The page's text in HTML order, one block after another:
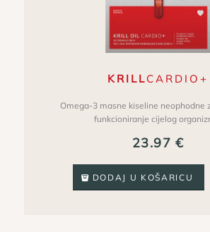
KRILLCARDIO+
Omega-3 masne kiseline neophodne
funkcioniranje cijelog
23.97€
DODAJ U KOŠARICU